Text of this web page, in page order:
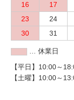
16
17
23
24
30
31
… 休業日
【平日】10:00～
【土曜】10:00～